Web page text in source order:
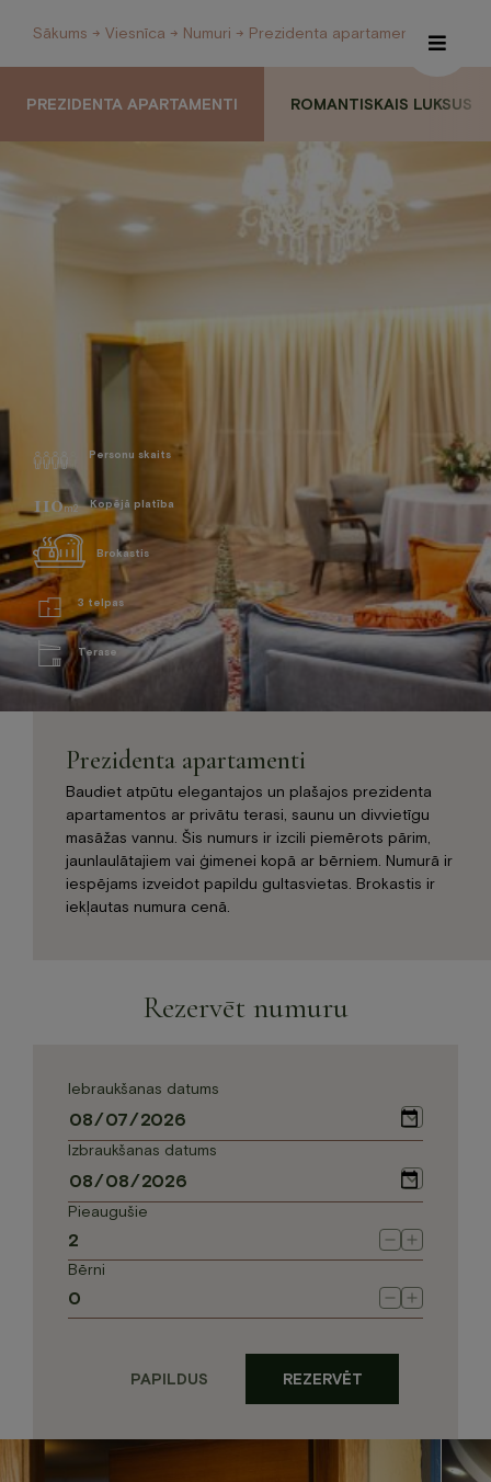
Īpašie piedāvājumi Internetveikals
Viesnīca
Spa
Konferences
Veselības centrs
Jaunumi
Dāvanu karte
Galerija
Par mums
Kontakti
BOOK NOW
+371 67840640
info@baltvilla.lv
facebook-
instagramtripadvisor
EN
Sākums → Viesnīca → Numuri → Prezidenta apartamenti
PREZIDENTA APARTAMENTI
190
ROMANTISKAIS LUKSUS
Personu skaits
110m2 Kopējā platība
Brokastis
3 telpas
Terase
Prezidenta apartamenti
Baudiet atpūtu elegantajos un plašajos prezidenta
apartamentos ar privātu terasi, saunu un divvietīgu
masāžas vannu. Šis numurs ir izcili piemērots pārim,
jaunlaulātajiem vai ģimenei kopā ar bērniem. Numurā ir
iespējams izveidot papildu gultasvietas. Brokastis ir
iekļautas numura cenā.
Rezervēt numuru
Iebraukšanas datums
Izbraukšanas datums
Pieaugušie
Bērni
PAPILDUS REZERVĒT